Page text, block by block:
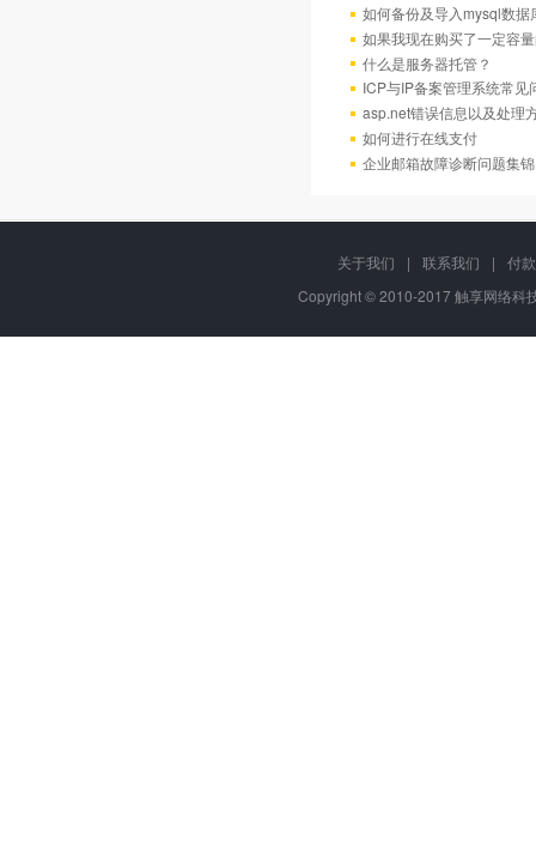
如何备份及导入mysql数据
如果我现在购买了一定容
什么是服务器托管？
ICP与IP备案管理系统常见
asp.net错误信息以及处理
如何进行在线支付
企业邮箱故障诊断问题集锦
关于我们 | 联系我们 |
付
Copyright © 2010-2017 触享网络